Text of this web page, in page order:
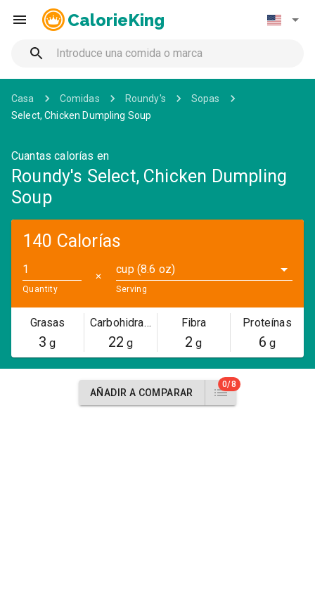
CalorieKing
Casa Comidas Roundy's
Sopas
Select, Chicken Dumpling Soup
Cuantas calorías en
Roundy's Select, Chicken Dumpling
Soup
140 Calorías
Quantity
✕
cup (8.6 oz)
Serving
Grasas
3 g
Carbohidratos
22 g
Fibra
2 g
Proteínas
6 g
AÑADIR A COMPARAR
0/8